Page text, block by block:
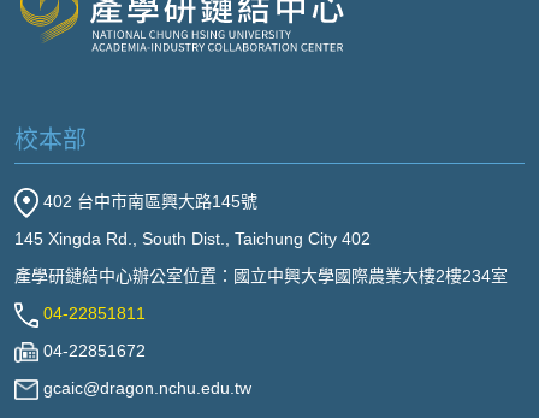
校本部
402 台中市南區興大路145號
145 Xingda Rd., South Dist., Taichung City 402
產學研鏈結中心辦公室位置：國立中興大學國際農業大樓2樓234室
04-22851811
04-22851672
gcaic@dragon.nchu.edu.tw